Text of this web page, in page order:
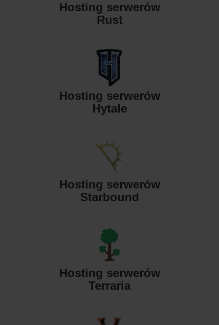
Hosting serwerów
Rust
Hosting serwerów
Hytale
Hosting serwerów
Starbound
Hosting serwerów
Terraria